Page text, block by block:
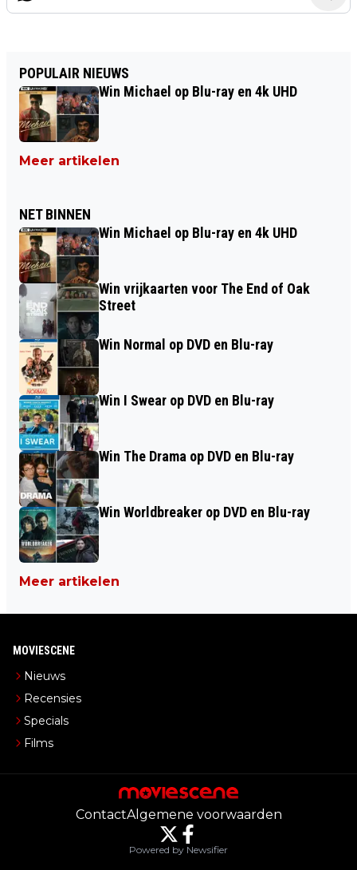
POPULAIR NIEUWS
Win Michael op Blu-ray en 4k UHD
Meer artikelen
NET BINNEN
Win Michael op Blu-ray en 4k UHD
Win vrijkaarten voor The End of Oak
Street
Win Normal op DVD en Blu-ray
Win I Swear op DVD en Blu-ray
Win The Drama op DVD en Blu-ray
Win Worldbreaker op DVD en Blu-ray
Meer artikelen
MOVIESCENE
Nieuws
Recensies
Specials
Films
ContactAlgemene voorwaarden
Powered by Newsifier